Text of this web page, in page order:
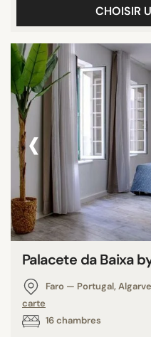
CHOISIR
‹
Palacete da Baixa
Faro — Portugal,
carte
16 chambres